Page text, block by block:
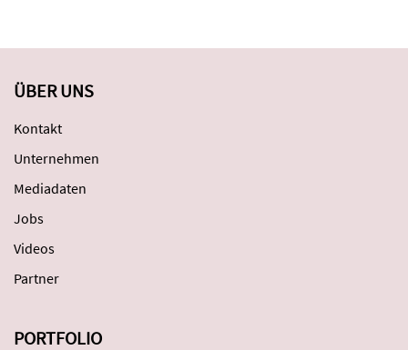
ÜBER UNS
Kontakt
Unternehmen
Mediadaten
Jobs
Videos
Partner
PORTFOLIO